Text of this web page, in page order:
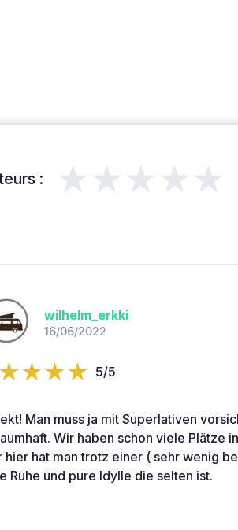
: ★★★★★
wilhelm_erkki
16/06/2022
5/5
Man muss ja mit Superlativen
Wir haben schon viele Plätze
hier hat man trotz einer ( sehr wenig
Ruhe und pure Idylle die selten ist.